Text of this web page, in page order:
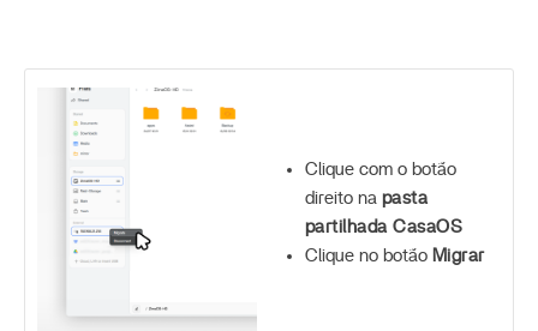
Clique com o botão
direito na pasta
partilhada CasaOS
Clique no botão Migrar